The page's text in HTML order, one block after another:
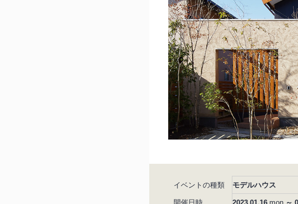
イベントの種類 モデルハウス
開催日時 2023.01.16 mon ～